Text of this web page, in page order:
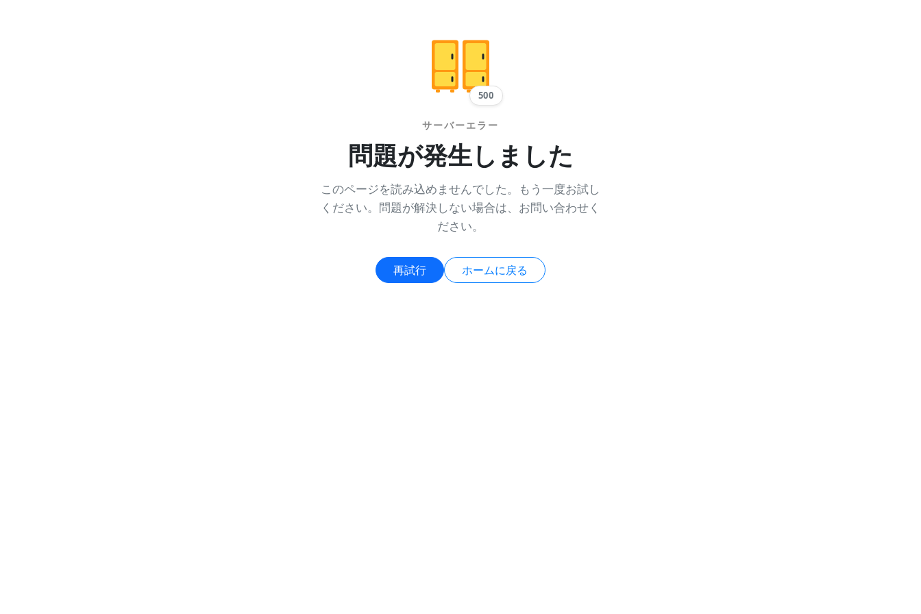
500
サーバーエラー
問題が発生しました
このページを読み込めませんでした。もう一度お試し
ください。問題が解決しない場合は、お問い合わせく
ださい。
再試行 ホームに戻る